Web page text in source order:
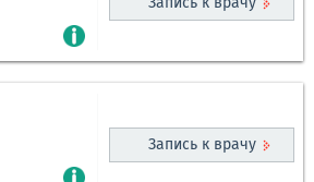
Запись к врачу
Запись к врачу